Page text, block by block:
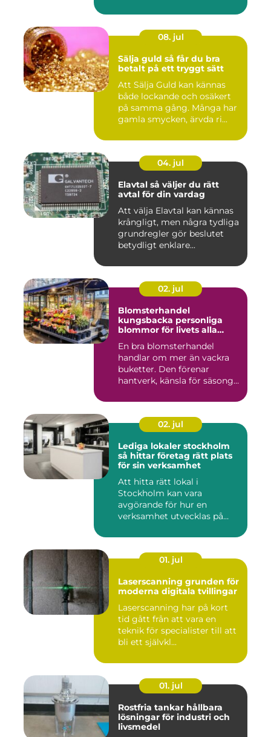
08. jul
Sälja guld så får du bra
betalt på ett tryggt sätt
Att Sälja Guld kan kännas
både lockande och osäkert
på samma gång. Många har
gamla smycken, ärvda ri...
04. jul
Elavtal så väljer du rätt
avtal för din vardag
Att välja Elavtal kan kännas
krångligt, men några tydliga
grundregler gör beslutet
betydligt enklare...
02. jul
Blomsterhandel
kungsbacka personliga
blommor för livets alla
En bra blomsterhandel
handlar om mer än vackra
buketter. Den förenar
hantverk, känsla för säsong
02. jul
Lediga lokaler stockholm
så hittar företag rätt plats
för sin verksamhet
Att hitta rätt lokal i
Stockholm kan vara
avgörande för hur en
verksamhet utvecklas på
01. jul
Laserscanning grunden för
moderna digitala tvillingar
Laserscanning har på kort
tid gått från att vara en
teknik för specialister till att
bli ett självkl...
01. jul
Rostfria tankar hållbara
lösningar för industri och
livsmedel